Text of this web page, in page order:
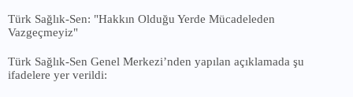
Türk Sağlık-Sen: "Hakkın Olduğu Yerde Mücadeleden
Vazgeçmeyiz"
Türk Sağlık-Sen Genel Merkezi’nden yapılan açıklamada şu
ifadelere yer verildi: